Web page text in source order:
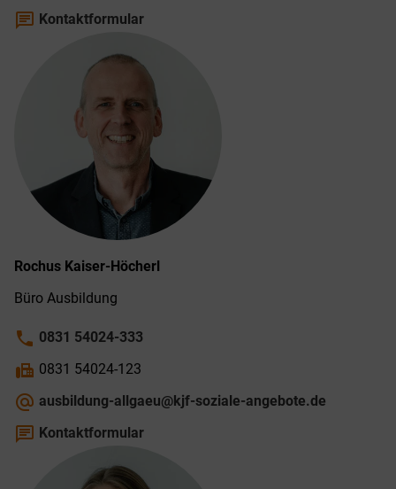
chat Kontaktformular
Rochus Kaiser-Höcherl
Büro Ausbildung
phone 0831 54024-333
fax 0831 54024-123
alternate_email ausbildung-allgaeu@kjf-soziale-angebote.de
chat Kontaktformular